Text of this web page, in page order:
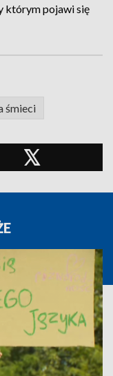
którym pojawi się
śmieci